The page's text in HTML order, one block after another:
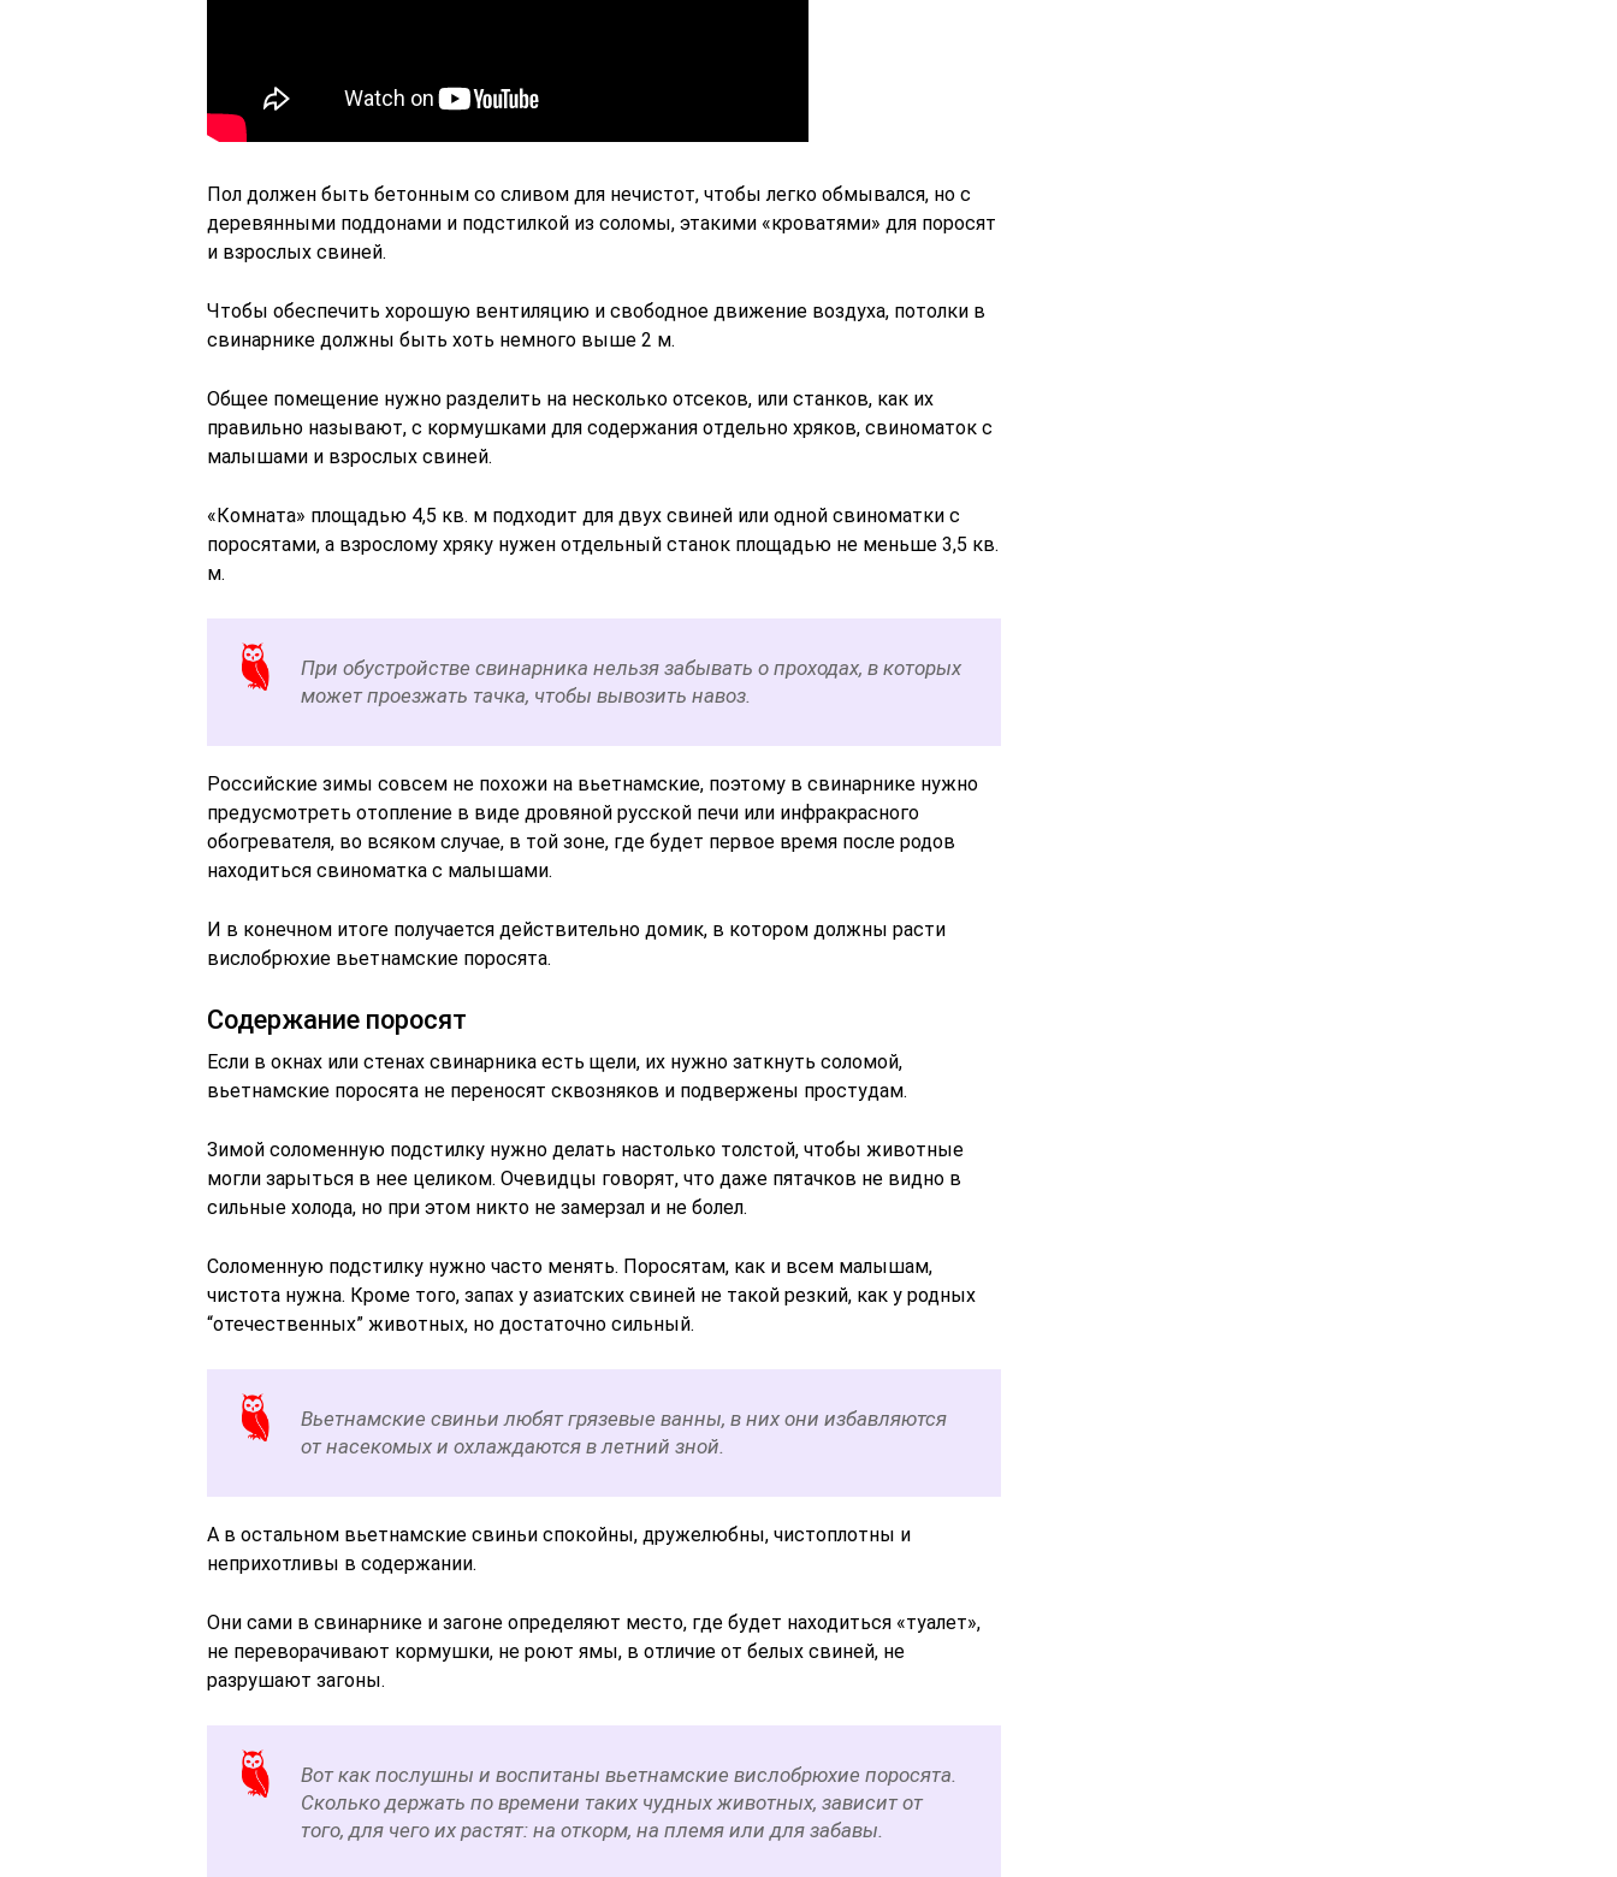
Пол должен быть бетонным со сливом для нечистот, чтобы легко обмывался, но с
деревянными поддонами и подстилкой из соломы, этакими «кроватями» для поросят
и взрослых свиней.
Чтобы обеспечить хорошую вентиляцию и свободное движение воздуха, потолки в
свинарнике должны быть хоть немного выше 2 м.
Общее помещение нужно разделить на несколько отсеков, или станков, как их
правильно называют, с кормушками для содержания отдельно хряков, свиноматок с
малышами и взрослых свиней.
«Комната» площадью 4,5 кв. м подходит для двух свиней или одной свиноматки с
поросятами, а взрослому хряку нужен отдельный станок площадью не меньше 3,5 кв.
м.
При обустройстве свинарника нельзя забывать о проходах, в которых
может проезжать тачка, чтобы вывозить навоз.
Российские зимы совсем не похожи на вьетнамские, поэтому в свинарнике нужно
предусмотреть отопление в виде дровяной русской печи или инфракрасного
обогревателя, во всяком случае, в той зоне, где будет первое время после родов
находиться свиноматка с малышами.
И в конечном итоге получается действительно домик, в котором должны расти
вислобрюхие вьетнамские поросята.
Содержание поросят
Если в окнах или стенах свинарника есть щели, их нужно заткнуть соломой,
вьетнамские поросята не переносят сквозняков и подвержены простудам.
Зимой соломенную подстилку нужно делать настолько толстой, чтобы животные
могли зарыться в нее целиком. Очевидцы говорят, что даже пятачков не видно в
сильные холода, но при этом никто не замерзал и не болел.
Соломенную подстилку нужно часто менять. Поросятам, как и всем малышам,
чистота нужна. Кроме того, запах у азиатских свиней не такой резкий, как у родных
“отечественных” животных, но достаточно сильный.
Вьетнамские свиньи любят грязевые ванны, в них они избавляются
от насекомых и охлаждаются в летний зной.
А в остальном вьетнамские свиньи спокойны, дружелюбны, чистоплотны и
неприхотливы в содержании.
Они сами в свинарнике и загоне определяют место, где будет находиться «туалет»,
не переворачивают кормушки, не роют ямы, в отличие от белых свиней, не
разрушают загоны.
Вот как послушны и воспитаны вьетнамские вислобрюхие поросята.
Сколько держать по времени таких чудных животных, зависит от
того, для чего их растят: на откорм, на племя или для забавы.